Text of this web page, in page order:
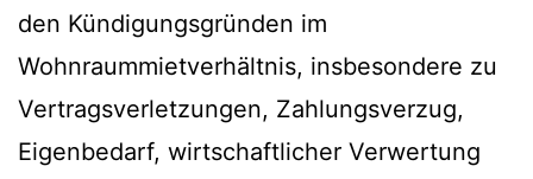
den Kündigungsgründen im
Wohnraummietverhältnis, insbesondere zu
Vertragsverletzungen, Zahlungsverzug,
Eigenbedarf, wirtschaftlicher Verwertung